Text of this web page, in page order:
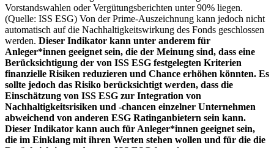
Vorstandswahlen oder Vergütungsberichten unter 90% liegen.
(Quelle: ISS ESG) Von der Prime-Auszeichnung kann jedoch nicht
automatisch auf die Nachhaltigkeitswirkung des Fonds geschlossen
werden. Dieser Indikator kann unter anderem für
Anleger*innen geeignet sein, die der Meinung sind, dass eine
Berücksichtigung der von ISS ESG festgelegten Kriterien
finanzielle Risiken reduzieren und Chance erhöhen könnten. Es
sollte jedoch das Risiko berücksichtigt werden, dass die
Einschätzung von ISS ESG zur Integration von
Nachhaltigkeitsrisiken und -chancen einzelner Unternehmen
abweichend von anderen ESG Ratinganbietern sein kann.
Dieser Indikator kann auch für Anleger*innen geeignet sein,
die im Einklang mit ihren Werten stehen wollen und für die die